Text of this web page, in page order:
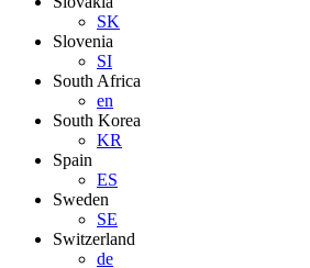
SK
Slovenia
SI
South Africa
en
South Korea
KR
Spain
ES
Sweden
SE
Switzerland
de